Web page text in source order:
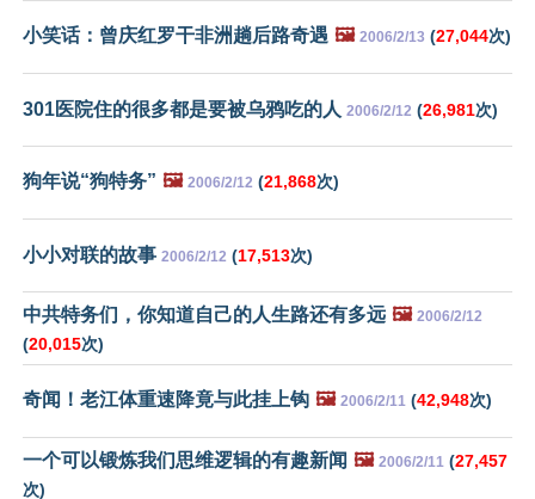
小笑话：曾庆红罗干非洲趟后路奇遇 🖼️ 2006/2/13 (27,044次)
301医院住的很多都是要被乌鸦吃的人 2006/2/12 (26,981次)
狗年说“狗特务” 🖼️ 2006/2/12 (21,868次)
小小对联的故事 2006/2/12 (17,513次)
中共特务们，你知道自己的人生路还有多远 🖼️ 2006/2/12
(20,015次)
奇闻！老江体重速降竟与此挂上钩 🖼️ 2006/2/11 (42,948次)
一个可以锻炼我们思维逻辑的有趣新闻 🖼️ 2006/2/11 (27,457
次)